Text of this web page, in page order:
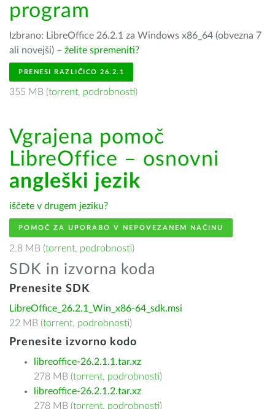
program
Izbrano: LibreOffice 26.2.1 za Windows x86_64 (obvezna 7
ali novejši) – želite spremeniti?
PRENESI RAZLIČICO 26.2.1
355 MB (torrent, podrobnosti)
Vgrajena pomoč
LibreOffice – osnovni
angleški jezik
iščete v drugem jeziku?
POMOČ ZA UPORABO V NEPOVEZANEM NAČINU
2.8 MB (torrent, podrobnosti)
SDK in izvorna koda
Prenesite SDK
LibreOffice_26.2.1_Win_x86-64_sdk.msi
22 MB (torrent, podrobnosti)
Prenesite izvorno kodo
libreoffice-26.2.1.1.tar.xz
278 MB (torrent, podrobnosti)
libreoffice-26.2.1.2.tar.xz
278 MB (torrent, podrobnosti)